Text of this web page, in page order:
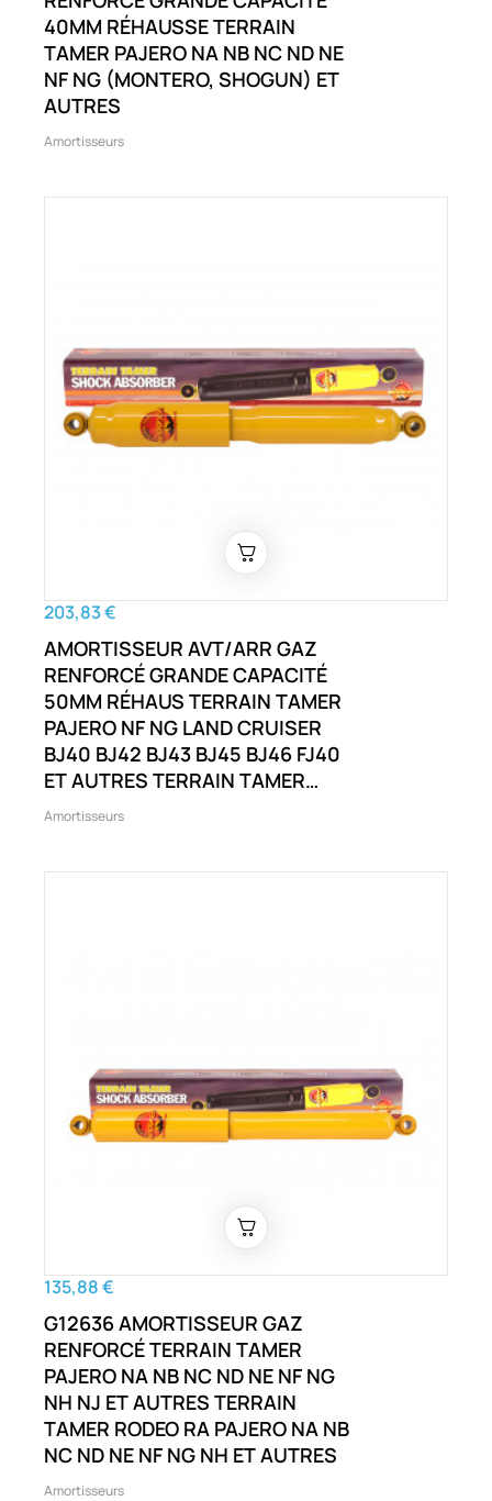
40MM RÉHAUSSE TERRAIN
TAMER PAJERO NA NB NC ND NE
NF NG (MONTERO, SHOGUN) ET
AUTRES
Amortisseurs
203,83 €
AMORTISSEUR AVT/ARR GAZ
RENFORCÉ GRANDE CAPACITÉ
50MM RÉHAUS TERRAIN TAMER
PAJERO NF NG LAND CRUISER
BJ40 BJ42 BJ43 BJ45 BJ46 FJ40
ET AUTRES TERRAIN TAMER
PAJERO NF NG SIERRA LJ SJ
Amortisseurs
135,88 €
G12636 AMORTISSEUR GAZ
RENFORCÉ TERRAIN TAMER
PAJERO NA NB NC ND NE NF NG
NH NJ ET AUTRES TERRAIN
TAMER RODEO RA PAJERO NA NB
NC ND NE NF NG NH ET AUTRES
Amortisseurs